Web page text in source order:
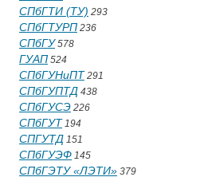
СПбГТИ (ТУ) 293
СПбГТУРП 236
СПбГУ578
ГУАП 524
СПбГУНиПТ 291
СПбГУПТД 438
СПбГУСЭ 226
СПбГУТ 194
СПГУТД 151
СПбГУЭФ 145
СПбГЭТУ «ЛЭТИ» 379